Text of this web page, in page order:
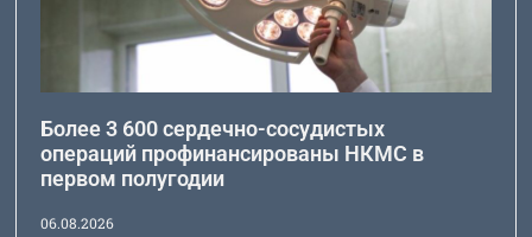
Более 3 600 сердечно-сосудистых
операций профинансированы НКМС в
первом полугодии
06.08.2026